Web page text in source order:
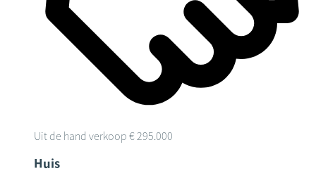
Uit de hand verkoop € 295.000
Huis